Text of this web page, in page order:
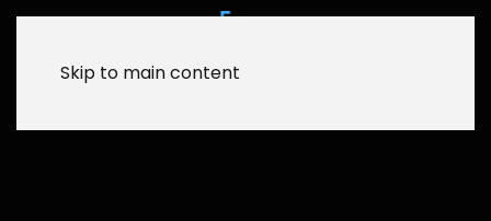
Skip to main content